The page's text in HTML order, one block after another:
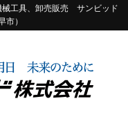
械工具、卸売販売 サンビッド
市）